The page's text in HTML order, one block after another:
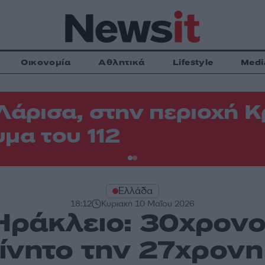
Οικονομία Αθλητικά Lifestyle
στην περιοχή
του 112
Ελλάδα
18:12 Κυριακή 10 Μαΐου 2026
την